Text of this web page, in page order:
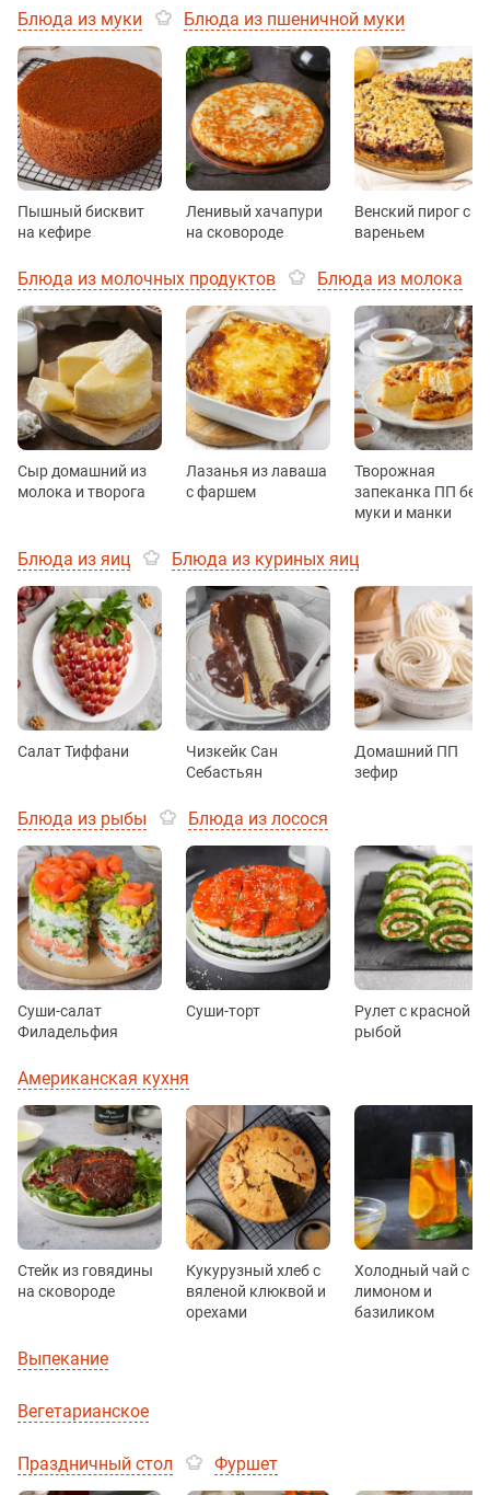
Блюда из муки Блюда из пшеничной муки
Пышный бисквит
на кефире
Ленивый хачапури
на сковороде
Венский пирог с
вареньем
Блюда из молочных продуктов Блюда из молока
Сыр домашний из
молока и творога
Лазанья из лаваша
с фаршем
Творожная
запеканка ПП без
муки и манки
Блюда из яиц Блюда из куриных яиц
Салат Тиффани
Чизкейк Сан
Себастьян
Домашний ПП
зефир
Блюда из рыбы Блюда из лосося
Суши-салат
Филадельфия
Суши-торт
Рулет с красной
рыбой
Американская кухня
Стейк из говядины
на сковороде
Кукурузный хлеб с
вяленой клюквой и
орехами
Холодный чай с
лимоном и
базиликом
Выпекание
Вегетарианское
Праздничный стол Фуршет